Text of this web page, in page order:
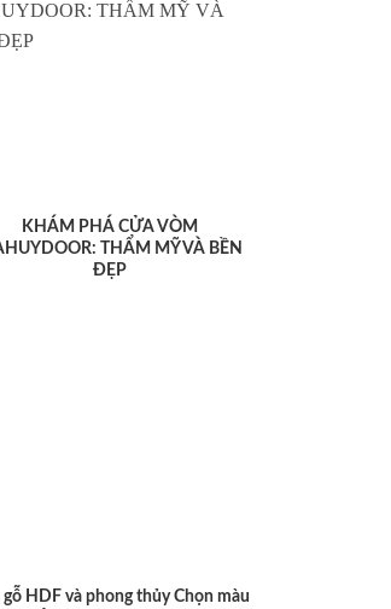
KHÁM PHÁ CỬA VÒM
THẨM MỸ VÀ BỀN
ĐẸP
gỗ HDF và phong thủy Chọn màu